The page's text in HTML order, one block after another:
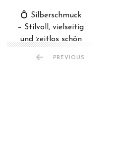
💍 Silberschmuck
– Stilvoll, vielseitig
und zeitlos schön
PREVIOUS